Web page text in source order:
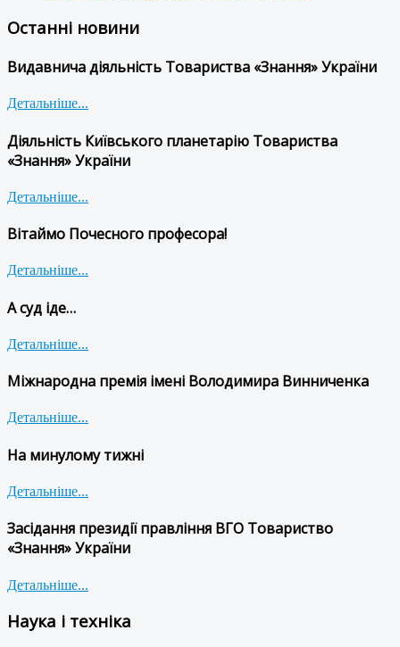
Останні новини
Видавнича діяльність Товариства «Знання» України
Детальніше...
Діяльність Київського планетарію Товариства
«Знання» України
Детальніше...
Вітаймо Почесного професора!
Детальніше...
А суд іде…
Детальніше...
Міжнародна премія імені Володимира Винниченка
Детальніше...
На минулому тижні
Детальніше...
Засідання президії правління ВГО Товариство
«Знання» України
Детальніше...
Наука і техніка